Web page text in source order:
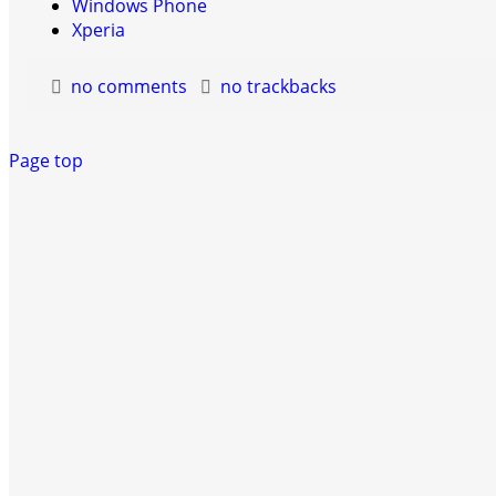
Windows Phone
Xperia
no comments no trackbacks
Page top